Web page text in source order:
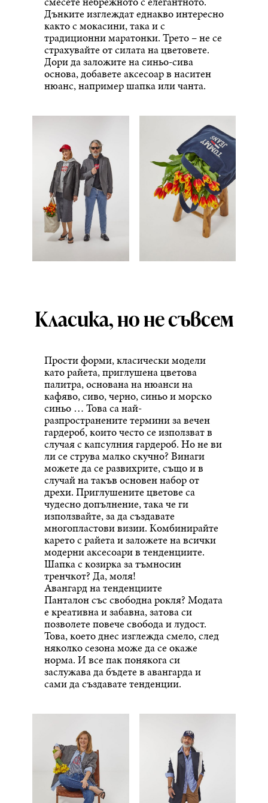
Дънките изглеждат еднакво интересно
както с мокасини, така и с
традиционни маратонки. Трето – не се
страхувайте от силата на цветовете.
Дори да заложите на синьо-сива
основа, добавете аксесоар в наситен
нюанс, например шапка или чанта.
Класика, но не съвсем
Прости форми, класически модели
като райета, приглушена цветова
палитра, основана на нюанси на
кафяво, сиво, черно, синьо и морско
синьо … Това са най-
разпространените термини за вечен
гардероб, които често се използват в
случая с капсулния гардероб. Но не ви
ли се струва малко скучно? Винаги
можете да се развихрите, също и в
случай на такъв основен набор от
дрехи. Приглушените цветове са
чудесно допълнение, така че ги
използвайте, за да създавате
многопластови визии. Комбинирайте
карето с райета и заложете на всички
модерни аксесоари в тенденциите.
Шапка с козирка за тъмносин
тренчкот? Да, моля!
Авангард на тенденциите
Панталон със свободна рокля? Модата
е креативна и забавна, затова си
позволете повече свобода и лудост.
Това, което днес изглежда смело, след
няколко сезона може да се окаже
норма. И все пак понякога си
заслужава да бъдете в авангарда и
сами да създавате тенденции.